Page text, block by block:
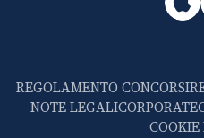
REGOLAMENTO CONCORSI
NOTE LEGALICORPORATE